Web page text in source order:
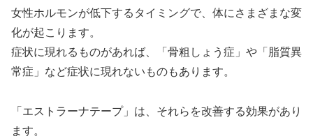
女性ホルモンが低下するタイミングで、体にさまざまな変
化が起こります。
症状に現れるものがあれば、「骨粗しょう症」や「脂質異
常症」など症状に現れないものもあります。
「エストラーナテープ」は、それらを改善する効果があり
ます。